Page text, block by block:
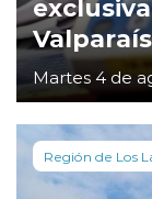
Martes 4 de
Región de Los